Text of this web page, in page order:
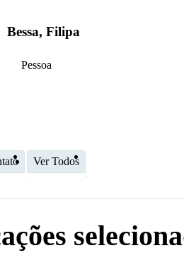
Bessa, Filipa
Pessoa
Ver Todos